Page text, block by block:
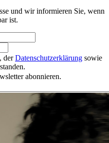
und wir informieren Sie, wenn
ist.
, derDatenschutzerklärung sowie
abonnieren.